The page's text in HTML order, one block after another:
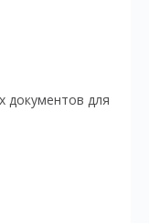
документов для